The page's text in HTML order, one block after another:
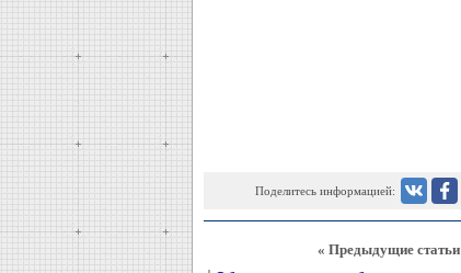
Поделитесь информацией:
« Предыдущие статьи